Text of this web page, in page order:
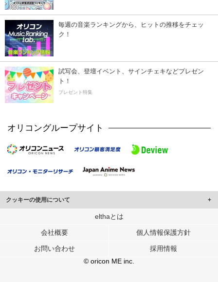
毎週の音楽ランキングから、ヒットの推移をチェッ
ク！
試写会、登壇イベント、サインチェキなどプレゼン
ト！
プレゼント特集
オリコングループサイト
クッキーの使用について
このサイトでは Cookie を使用して、ユーザーに合わせたコンテンツや広告の
行っています。
メディアや広告配信、データ解析の各パートナーに提供しています。
各パートナーは、この情報とユーザーが各パートナーに提供した他の情報や、
ユーザーが各パートナーのサービスを使用したときに収集した他の情報を組み
elthaとは
会社概要 個人情報保護方針
お問い合わせ
採用情報
© oricon ME inc.